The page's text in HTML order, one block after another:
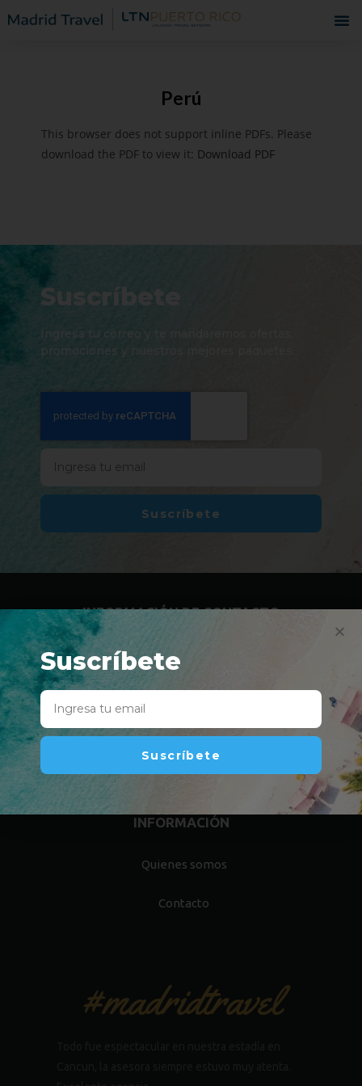
Perú
This browser does not support inline PDFs. Please
download the PDF to view it: Download PDF
Suscríbete
Ingresa tu correo y te mandaremos ofertas,
promociones y nuestros mejores paquetes.
Suscríbete
INFORMACIÓN DE CONTACTO
, Av 65 de Infantería y Avenida Barbosa
San Juan, Puerto Rico
De lunes a viernes de 9am a 6pm, Sabados 9:00 am a 12:30
INFORMACIÓN
Quienes somos
Contacto
#madridtravel
Suscríbete
Suscríbete